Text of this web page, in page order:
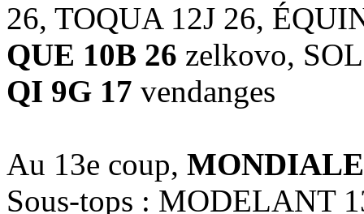
26, TOQUA 12J 26,
QUE 10B 26 zelkovo,
QI 9G 17 vendanges
Au 13e coup,
Sous-tops : MODELANT